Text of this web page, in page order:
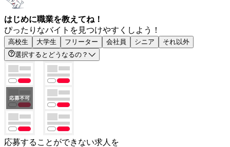
はじめに職業を教えてね！
ぴったりなバイトを見つけやすくしよう！
高校生 大学生 フリーター 会社員 シニア
それ以外
選択するとどうなるの？
応募することができない求人を